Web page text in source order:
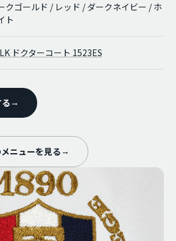
クゴールド / レッド / ダークネイビー / ホ
ト
ドクターコート 1523ES
→
ニューを見る →